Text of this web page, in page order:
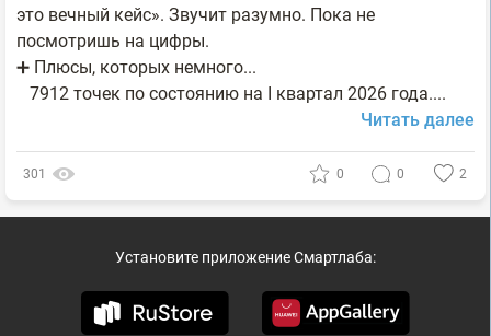
это вечный кейс». Звучит разумно. Пока не
посмотришь на цифры.
➕ Плюсы, которых немного...
7912 точек по состоянию на I квартал 2026 года....
Читать далее
301 0 0 2
Установите приложение Смартлаба: